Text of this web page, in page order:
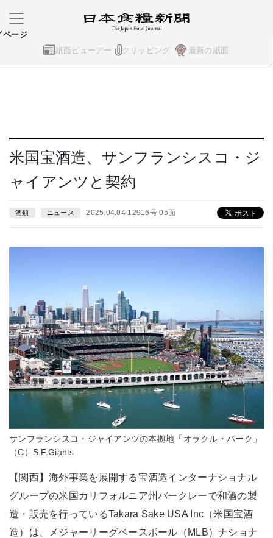
紙面ビューアー クリッピング 最新の紙面
ページ
米国宝酒造、サンフランシスコ・ジ
ャイアンツと契約
酒類 ニュース 2025.04.04 12916号 05面
サンフランシスコ・ジャイアンツの本拠地「オラクル・パーク」
（C）S.F.Giants
【関西】海外事業を展開する宝酒造インターナショナル
グループの米国カリフォルニア州バークレーで和酒の製
造・販売を行っているTakara Sake USA Inc（米国宝酒
造）は、メジャーリーグベースボール（MLB）ナショナ